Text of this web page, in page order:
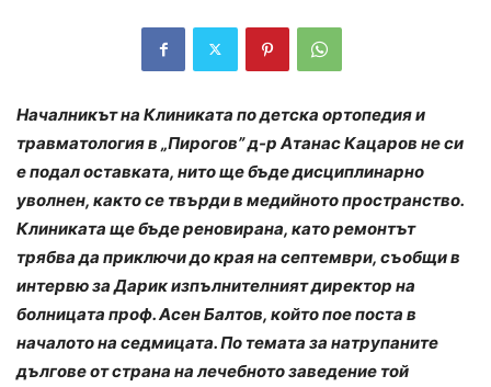
Началникът на Клиниката по детска ортопедия и
травматология в „Пирогов” д-р Атанас Кацаров не си
е подал оставката, нито ще бъде дисциплинарно
уволнен, както се твърди в медийното пространство.
Клиниката ще бъде реновирана, като ремонтът
трябва да приключи до края на септември, съобщи в
интервю за Дарик изпълнителният директор на
болницата проф. Асен Балтов, който пое поста в
началото на седмицата. По темата за натрупаните
дългове от страна на лечебното заведение той